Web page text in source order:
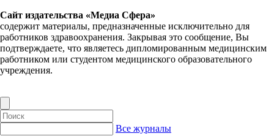
Сайт издательства «Медиа Сфера»
содержит материалы, предназначенные исключительно для
работников здравоохранения. Закрывая это сообщение, Вы
подтверждаете, что являетесь дипломированным медицинским
работником или студентом медицинского образовательного
учреждения.
Все журналы